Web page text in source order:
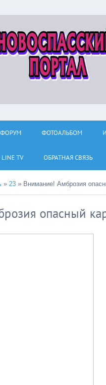
ФОРУМ ФОТОАЛЬБОМ
TV ОБРАТНАЯ СВЯЗЬ
» 23 » Внимание! Амброзия
опасный